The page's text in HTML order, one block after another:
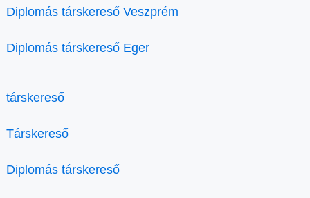
Diplomás társkereső Veszprém
Diplomás társkereső Eger
társkereső
Társkereső
Diplomás társkereső